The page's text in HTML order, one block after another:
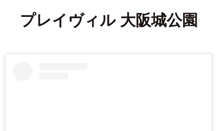
プレイヴィル 大阪城公園